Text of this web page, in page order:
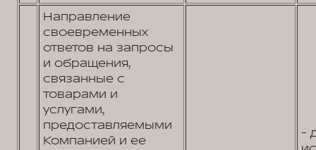
Направление
своевременных
ответов на запросы
и обращения,
связанные с
товарами и
услугами,
предоставляемыми
Компанией и ее
-